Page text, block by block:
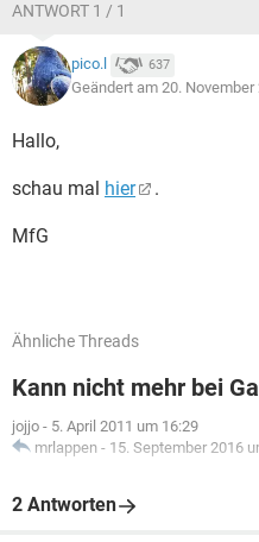
ANTWORT 1 / 1
pico.l 637
Geändert am 20. November
Hallo,
schau mal hier .
MfG
Ähnliche Threads
Kann nicht mehr bei
jojjo - 5. April 2011 um 16:29
mrlappen - 15. September 2016
2 Antworten